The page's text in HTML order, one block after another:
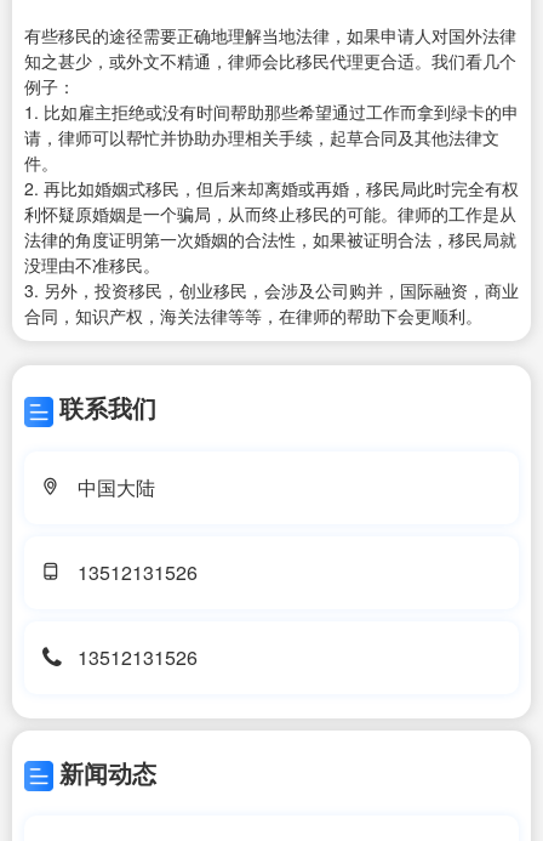
有些移民的途径需要正确地理解当地法律，如果申请人对国外法律
知之甚少，或外文不精通，律师会比移民代理更合适。我们看几个
例子：
1. 比如雇主拒绝或没有时间帮助那些希望通过工作而拿到绿卡的申
请，律师可以帮忙并协助办理相关手续，起草合同及其他法律文
件。
2. 再比如婚姻式移民，但后来却离婚或再婚，移民局此时完全有权
利怀疑原婚姻是一个骗局，从而终止移民的可能。律师的工作是从
法律的角度证明第一次婚姻的合法性，如果被证明合法，移民局就
没理由不准移民。
3. 另外，投资移民，创业移民，会涉及公司购并，国际融资，商业
合同，知识产权，海关法律等等，在律师的帮助下会更顺利。
联系我们
中国大陆
13512131526
13512131526
新闻动态